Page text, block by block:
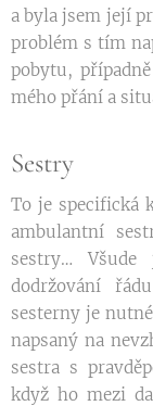
a byla jsem její
problém s tím
pobytu,
mého přání a
Sestry
To je specifická
ambulantní
sestry…
dodržování
sesterny je
napsaný na
sestra s
když ho mezi